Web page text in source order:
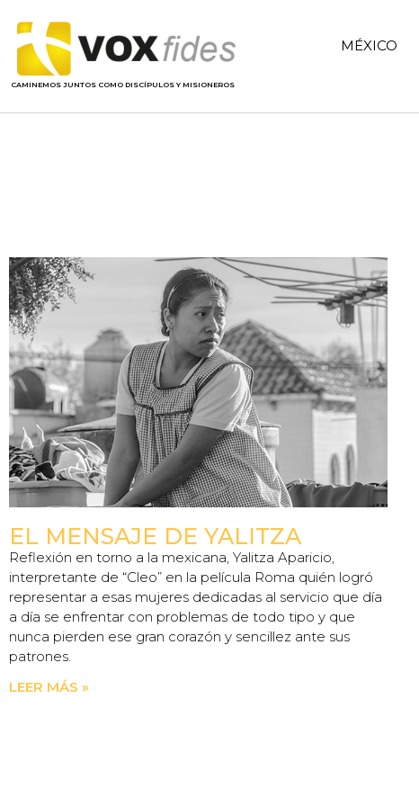
CAMINEMOS JUNTOS COMO DISCÍPULOS Y MISIONEROS
MÉXICO
EL MENSAJE DE YALITZA
Reflexión en torno a la mexicana, Yalitza Aparicio,
interpretante de “Cleo” en la película Roma quién logró
representar a esas mujeres dedicadas al servicio que día
a día se enfrentar con problemas de todo tipo y que
nunca pierden ese gran corazón y sencillez ante sus
patrones.
LEER MÁS »